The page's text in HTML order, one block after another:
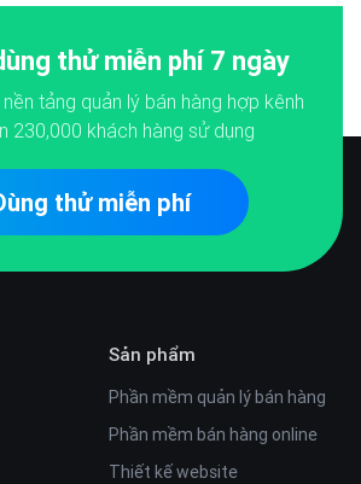
thử miễn phí 7 ngày
tảng quản lý bán hàng hợp kênh
230,000 khách hàng sử dụng
thử miễn phí
Sản phẩm
Phần mềm quản lý bán hàng
Phần mềm bán hàng online
Thiết kế website